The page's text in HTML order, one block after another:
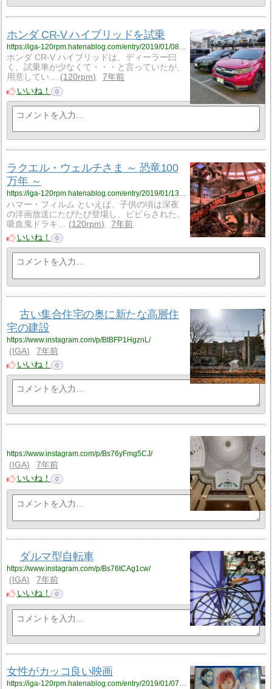
ホンダ CR-V ハイブリッドを試乗
https://iga-120rpm.hatenablog.com/entry/2019/01/08/002043?utm_source=feed
ホンダ CR-V ハイブリッドは、ディーラー曰
く、試乗車が少なくて・・・と言っていたが、
用意してい…
120rpm
7年前
いいね！
0
ラクエル・ウェルチさま ～ 恐竜100
万年 ～
https://iga-120rpm.hatenablog.com/entry/2019/01/13/132701?utm_source=feed
ハマー・フィルム といえば、子供の頃は深夜
の洋画放送にたびたび登場し、ビビらされた。
吸血鬼ドラキ…
120rpm
7年前
いいね！
0
古い集合住宅の奥に新たな高層住
宅の建設
https://www.instagram.com/p/BtBFP1HgznL/
IGA
7年前
いいね！
0
https://www.instagram.com/p/Bs76yFmg5CJ/
IGA
7年前
いいね！
0
ダルマ型自転車
https://www.instagram.com/p/Bs76tCAg1cw/
IGA
7年前
いいね！
0
女性がカッコ良い映画
https://iga-120rpm.hatenablog.com/entry/2019/01/07/000944?utm_source=feed